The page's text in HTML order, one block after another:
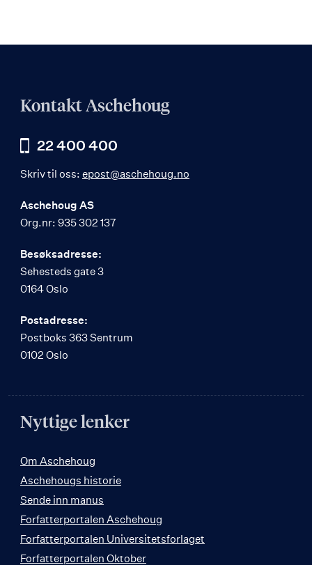
Kontakt Aschehoug
22 400 400
Skriv til oss: epost@aschehoug.no
Aschehoug AS
Org.nr: 935 302 137
Besøksadresse:
Sehesteds gate 3
0164 Oslo
Postadresse:
Postboks 363 Sentrum
0102 Oslo
Nyttige lenker
Om Aschehoug
Aschehougs historie
Sende inn manus
Forfatterportalen Aschehoug
Forfatterportalen Universitetsforlaget
Forfatterportalen Oktober